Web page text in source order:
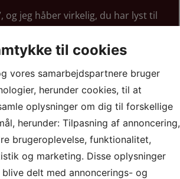
og jeg håber virkelig, du har lyst til
mindre sale – fordi de er
den officielle forklaring. Den
den rigtige salstørrelse.
mulighed for at skrue
mig åbne mere op og dele mere
gennem anekdoter fra mit liv –
retning: døden og det at miste…
frisøren og det københavnske
til cookies
vores samarbejdspartnere bruger
herunder cookies, til at
oplysninger om dig til forskellige
herunder: Tilpasning af annoncering,
brugeroplevelse, funktionalitet,
og marketing. Disse oplysninger
blive delt med annoncerings- og